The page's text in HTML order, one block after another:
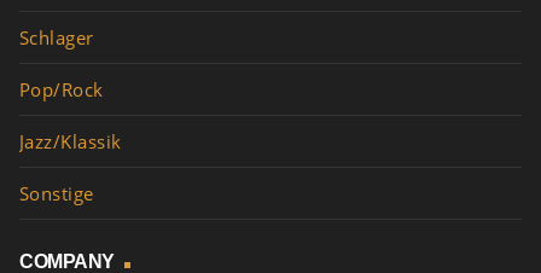
Schlager
Pop/Rock
Jazz/Klassik
Sonstige
COMPANY